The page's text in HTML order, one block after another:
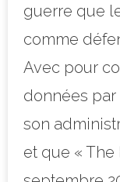
guerre que
comme
Avec pour
données
son
et que « The